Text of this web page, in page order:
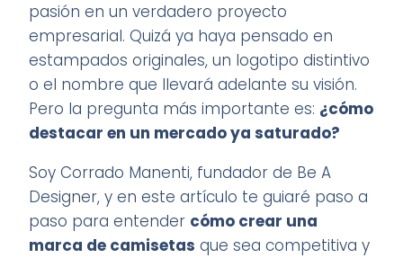
pasión en un verdadero proyecto
empresarial. Quizá ya haya pensado en
estampados originales, un logotipo distintivo
o el nombre que llevará adelante su visión.
Pero la pregunta más importante es: ¿cómo
destacar en un mercado ya saturado?
Soy Corrado Manenti, fundador de Be A
Designer, y en este artículo te guiaré paso a
paso para entender cómo crear una
marca de camisetas que sea competitiva y